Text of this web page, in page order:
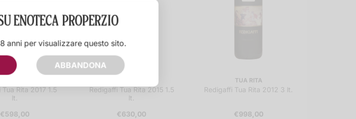
Rita 2017 1.5
lt.
€598,00
Redigaffi Tua Rita 2015 1.5
lt.
€630,00
TUA RITA
Redigaffi Tua Rita 2012 3 lt.
€998,00
ENOTECA PROPERZIO
anni per visualizzare questo sito.
ABBANDONA